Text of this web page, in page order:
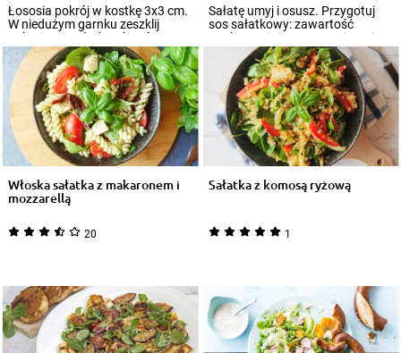
Łososia pokrój w kostkę 3x3 cm.
W niedużym garnku zeszklij
pokrojoną w drobną kostkę
cebulę, doda...
Sałatę umyj i osusz. Przygotuj
sos sałatkowy: zawartość
opakowania Knorr rozmieszaj z 3
łyżkami w...
Włoska sałatka z makaronem i
mozzarellą
20
Sałatka z komosą ryżową
1